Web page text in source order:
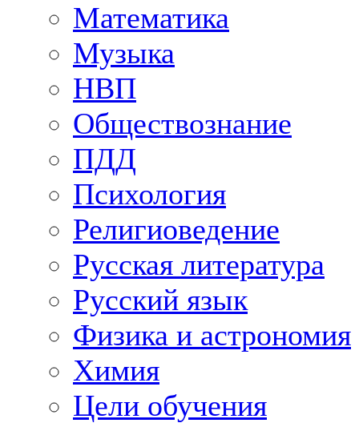
Математика
Музыка
НВП
Обществознание
ПДД
Психология
Религиоведение
Русская литература
Русский язык
Физика и астрономия
Химия
Цели обучения